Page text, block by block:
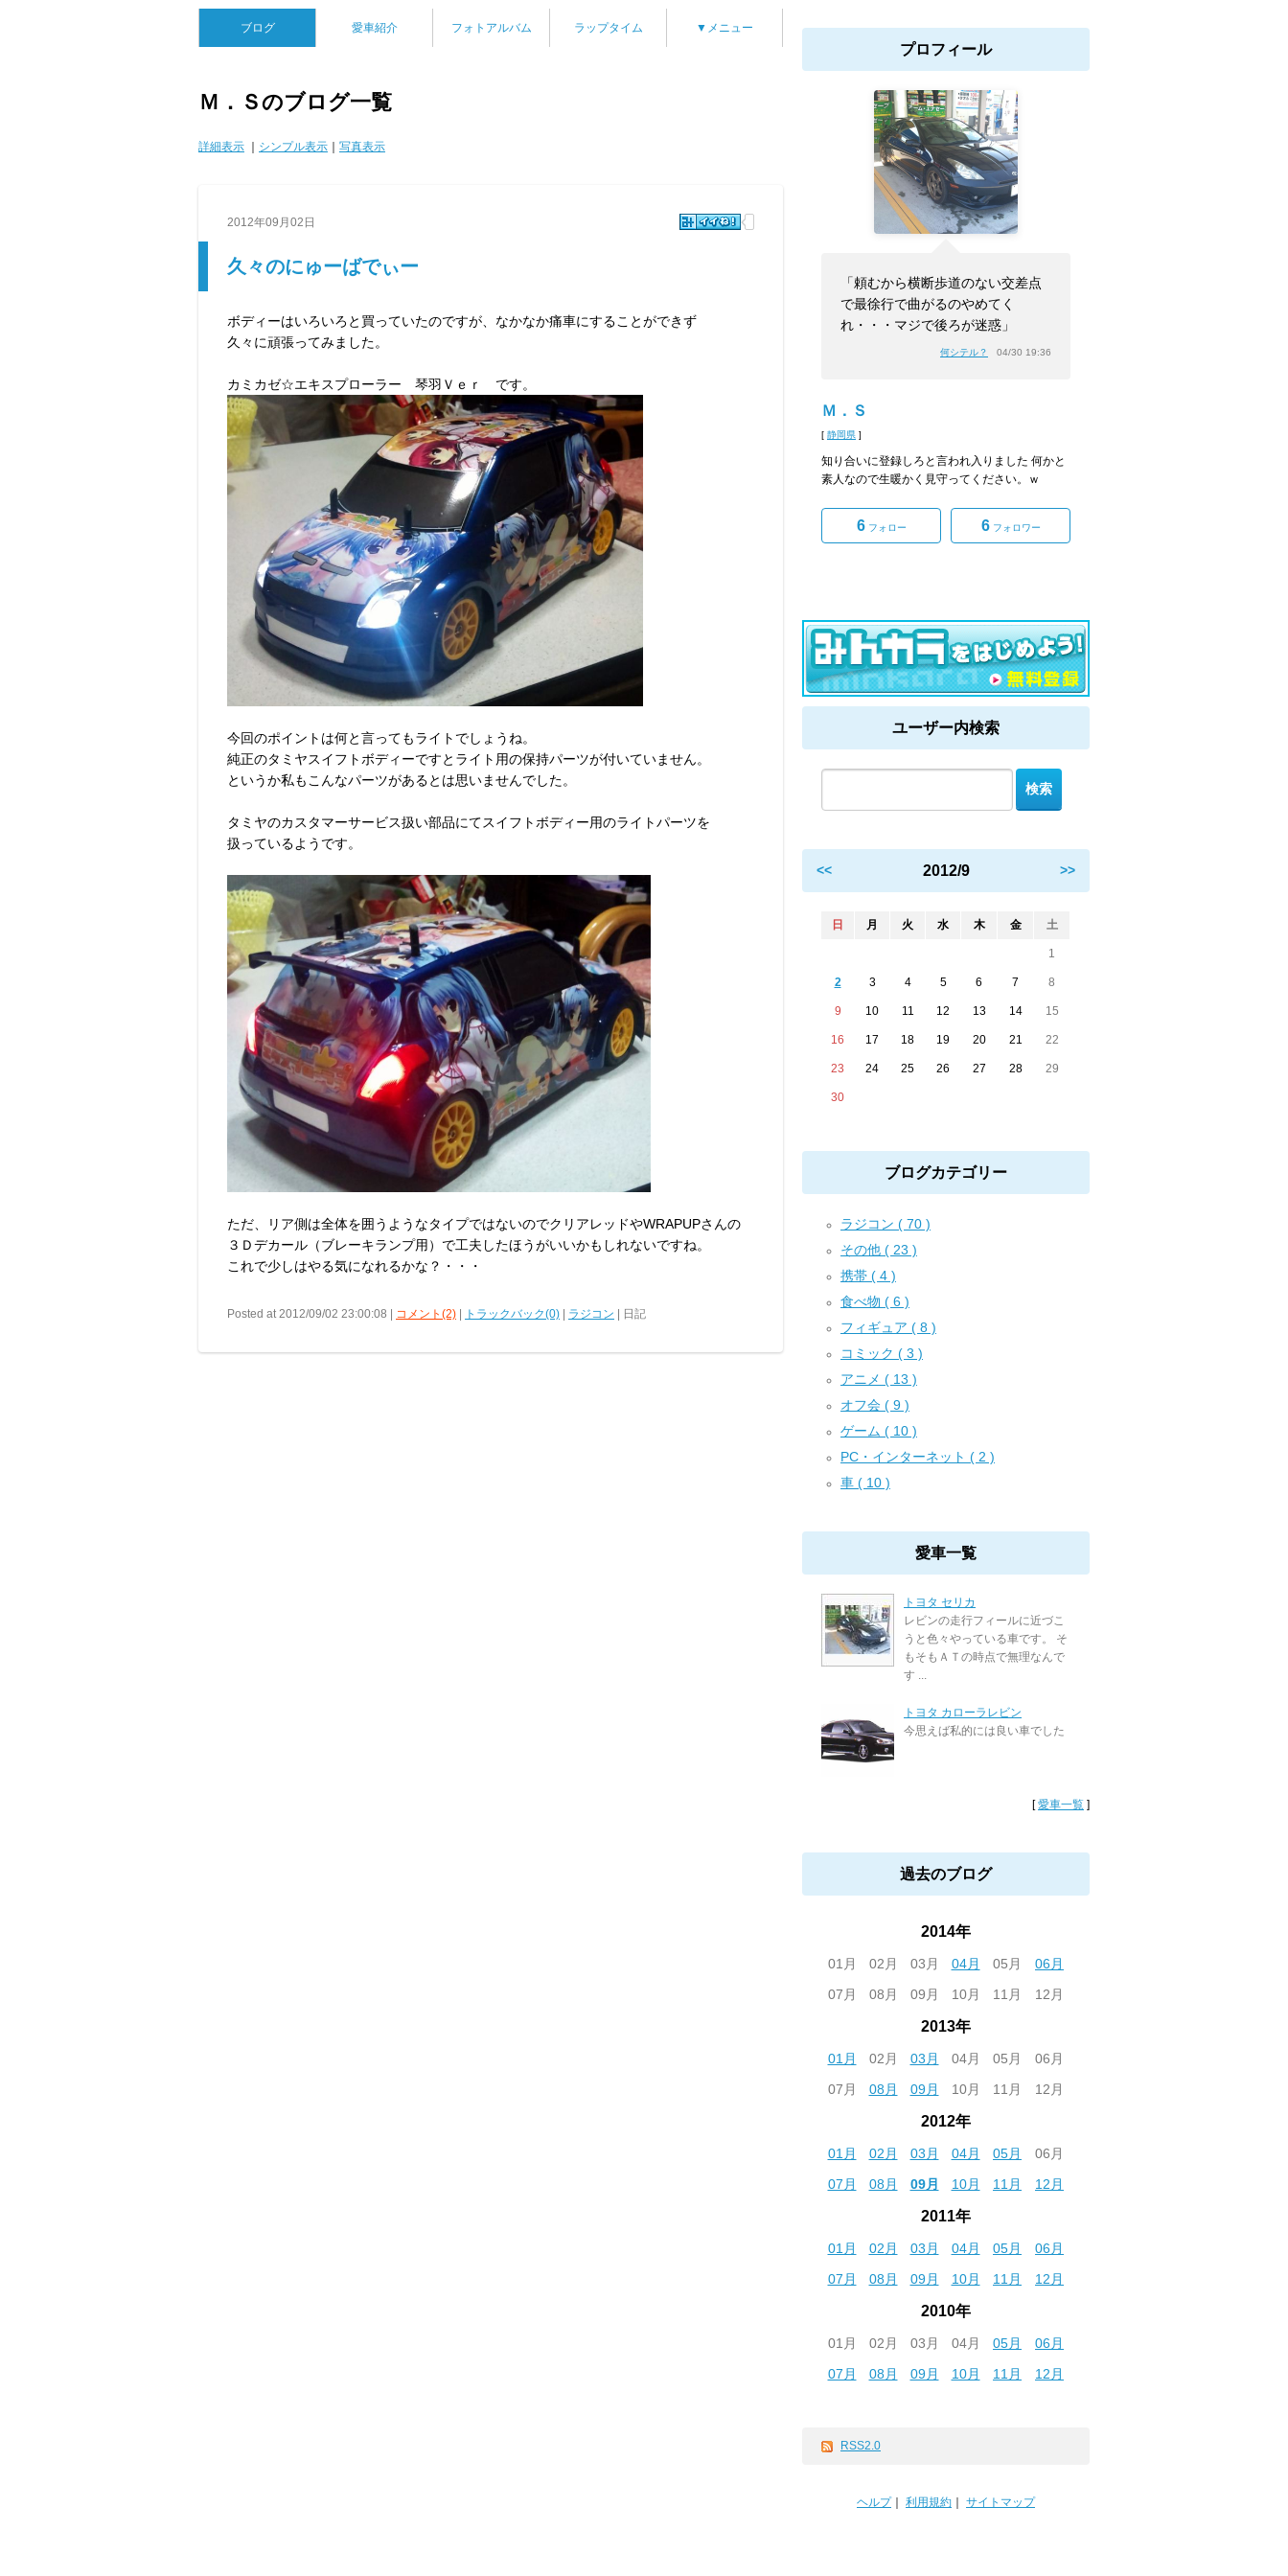
ブログ 愛車紹介 フォトアルバム ラップタイム ▼メニュー
Ｍ．Ｓのブログ一覧
詳細表示 シンプル表示 写真表示
2012年09月02日
久々のにゅーばでぃー
ボディーはいろいろと買っていたのですが、なかなか痛車にすることができず
久々に頑張ってみました。
カミカゼ☆エキスプローラー 琴羽Ｖｅｒ です。
今回のポイントは何と言ってもライトでしょうね。
純正のタミヤスイフトボディーですとライト用の保持パーツが付いていません。
というか私もこんなパーツがあるとは思いませんでした。
タミヤのカスタマーサービス扱い部品にてスイフトボディー用のライトパーツを
扱っているようです。
ただ、リア側は全体を囲うようなタイプではないのでクリアレッドやWRAPUPさんの
３Ｄデカール（ブレーキランプ用）で工夫したほうがいいかもしれないですね。
これで少しはやる気になれるかな？・・・
Posted at 2012/09/02 23:00:08 | コメント(2) トラックバック(0) ラジコン | 日記
プロフィール
「頼むから横断歩道のない交差点
で最徐行で曲がるのやめてく
れ・・・マジで後ろが迷惑」
何シテル？ 04/30 19:36
Ｍ．Ｓ
[ 静岡県 ]
知り合いに登録しろと言われ入りました 何かと
素人なので生暖かく見守ってください。ｗ
6フォロー 6フォロワー
ユーザー内検索
<< 2012/9 >>
日 月 火 水 木 金 土
1
2 3 4 5 6 7 8
9 10 11 12 13 14 15
16 17 18 19 20 21 22
23 24 25 26 27 28 29
30
ブログカテゴリー
ラジコン ( 70 )
その他 ( 23 )
携帯 ( 4 )
食べ物 ( 6 )
フィギュア ( 8 )
コミック ( 3 )
アニメ ( 13 )
オフ会 ( 9 )
ゲーム ( 10 )
PC・インターネット ( 2 )
車 ( 10 )
愛車一覧
トヨタ セリカ
レビンの走行フィールに近づこ
うと色々やっている車です。 そ
もそもＡＴの時点で無理なんで
す ...
トヨタ カローラレビン
今思えば私的には良い車でした
[愛車一覧 ]
過去のブログ
2014年
01月 02月 03月 04月 05月
06月
07月
08月 09月 10月 11月 12月
2013年
01月 02月 03月 04月 05月
06月
07月
08月 09月 10月 11月 12月
2012年
01月 02月 03月 04月 05月
06月
07月
08月 09月 10月 11月 12月
2011年
01月 02月 03月 04月 05月
06月
07月
08月 09月 10月 11月 12月
2010年
01月 02月 03月 04月 05月
06月
07月
08月 09月 10月 11月 12月
RSS2.0
ヘルプ｜ 利用規約 サイトマップ